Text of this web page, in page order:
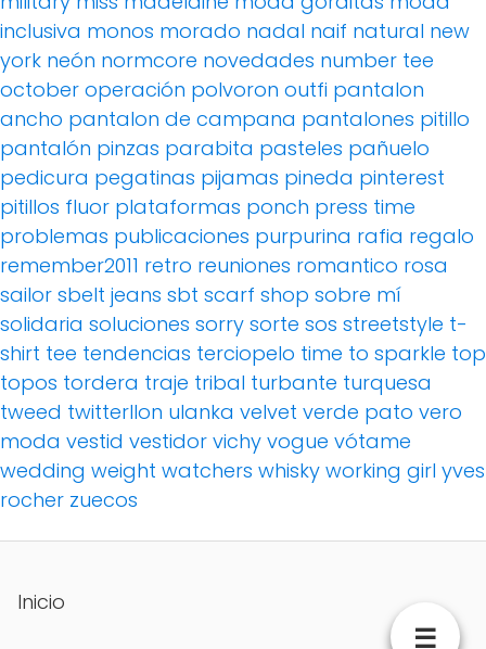
inclusiva monos morado nadal naif natural new
york neón normcore novedades number tee
october operación polvoron outfi pantalon
ancho pantalon de campana pantalones pitillo
pantalón pinzas parabita pasteles pañuelo
pedicura pegatinas pijamas pineda pinterest
pitillos fluor plataformas ponch press time
problemas publicaciones purpurina rafia regalo
remember2011 retro reuniones romantico rosa
sailor sbelt jeans sbt scarf shop sobre mí
solidaria soluciones sorry sorte sos streetstyle t-
shirt tee tendencias terciopelo time to sparkle top
topos tordera traje tribal turbante turquesa
tweed twitterllon ulanka velvet verde pato vero
moda vestid vestidor vichy vogue vótame
wedding weight watchers whisky working girl yves
rocher zuecos
Inicio
☰